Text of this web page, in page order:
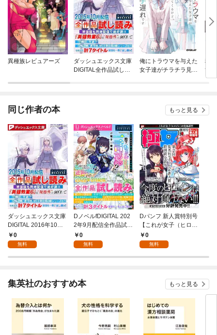
異種族レビュアーズ
ダッシュエックス文庫
DIGITAL全作品試し読
俺にトラウマを与えた
女子達がチラチラ見て
穏
す
同じ作者の本 もっと見る
ダッシュエックス文庫
DIGITAL 2016年10月
配信全作品試し読み
0
無料
DノベルfDIGITAL 202
2年9月配信全作品試し
読み
0
無料
Dパンフ 新人賞特別号
【これが女子（ヒロイ
ン）の究極系！ 極女
（ごくじょ）創刊号】
0
無料
集英社のおすすめ本 もっと見る